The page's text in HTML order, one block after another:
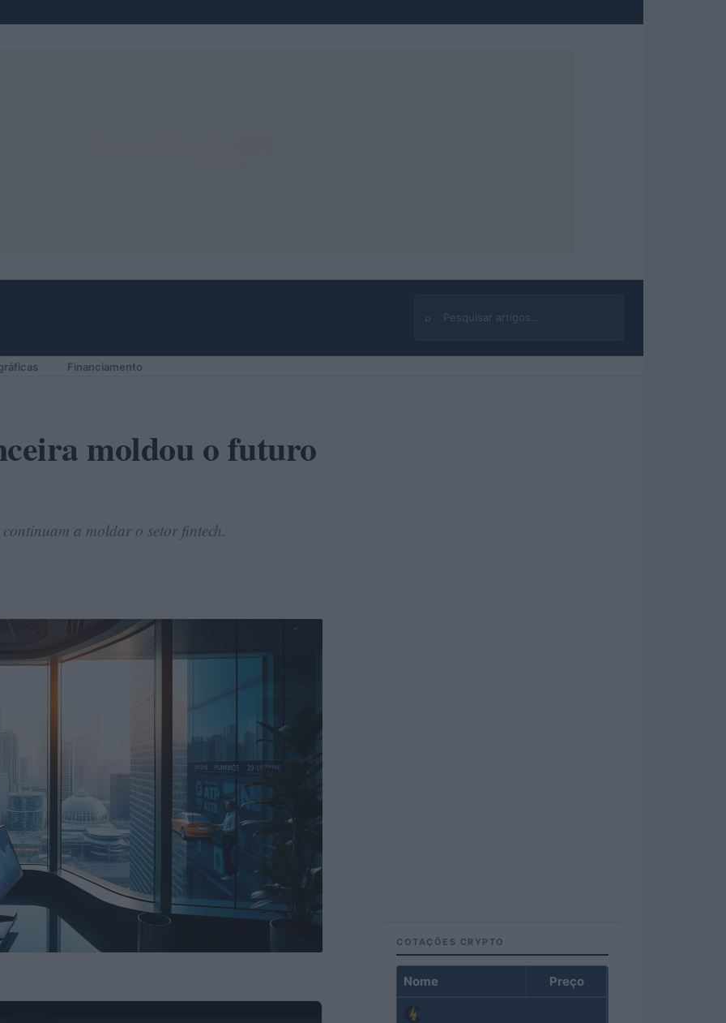
⌕
Buscar
Financiamento
moldou o futuro
a moldar o setor fintech.
COTAÇÕES CRYPTO
Nome Preço